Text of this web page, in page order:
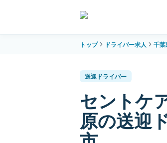
トップ ドライバー求人 千葉
送迎ドライバー
セントケ
原の送迎